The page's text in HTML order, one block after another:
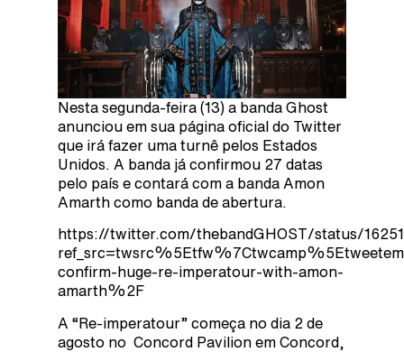
Nesta segunda-feira (13) a banda Ghost
anunciou em sua página oficial do Twitter
que irá fazer uma turnê pelos Estados
Unidos. A banda já confirmou 27 datas
pelo país e contará com a banda Amon
Amarth como banda de abertura.
https://twitter.com/thebandGHOST/status/
confirm-huge-re-imperatour-with-amon-
amarth%2F
A “Re-imperatour” começa no dia 2 de
agosto no Concord Pavilion em Concord,